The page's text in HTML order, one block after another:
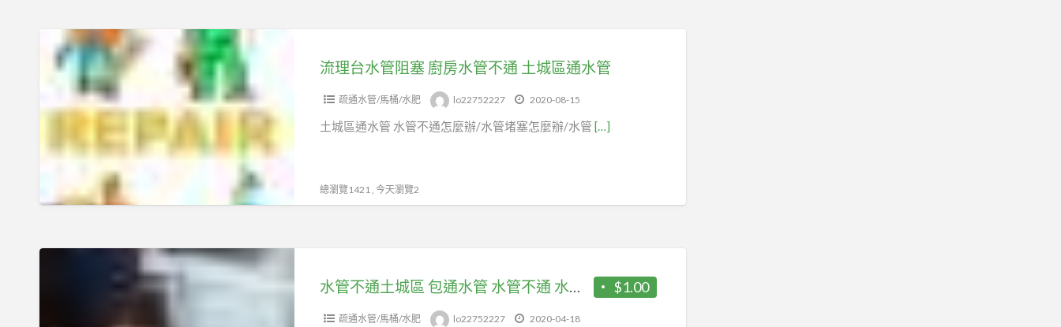
土
抽
糞
區
肥
城
抽
糞
阻
房
管
流理台水管阻塞 廚房水管不通 土城區通水管
疏通水管/馬桶/水肥 lo22752227 2020-08-15
土城區通水管 水管不通怎麼辦/水管堵塞怎麼辦/水管 […]
總瀏覽1421 , 今天瀏覽2
水
$1.00
水管不通土城區 包通水管 水管不通 水管包通
疏通水管/馬桶/水肥 lo22752227 2020-04-18